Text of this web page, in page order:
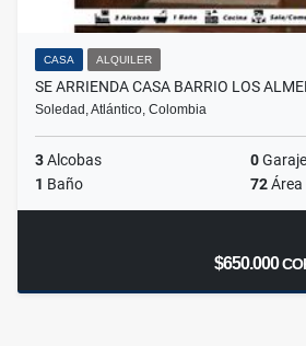
CASA ALQUILER
SE ARRIENDA CASA BARRIO LOS
Soledad, Atlántico, Colombia
3Alcobas 0Garaje
1 Baño 72Área
$650.000